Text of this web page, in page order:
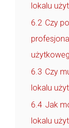
lokalu
6.2 Czy
6.3 Czy
lokalu
6.4 Jak
lokalu